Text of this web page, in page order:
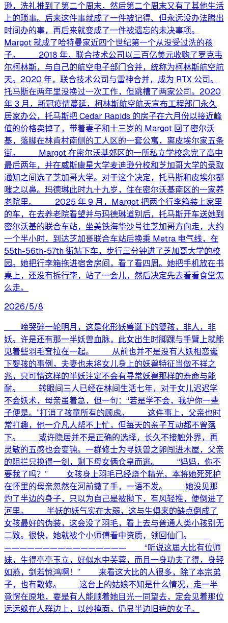
逊，洗礼推到了第二个周末，然后第二个周末又有了其他生活
上的琐事。后来这件事就成了一件被记得、但永远没办法腾出
时间办的事，再后来就变成了一件被遗忘的未决事项。
Margot 就成了哈特曼家近四个世纪第一个从没受过洗的孩
子。 2018 年，联合技术公司以三百亿美元收购了罗克韦
尔柯林斯，与自己的航空电子部门合并，统称为柯林斯航空航
天。2020 年，联合技术公司与雷神合并，成为 RTX 公司。
托马斯在两年里没换过一次工作，但跳槽了两家公司。2020
年 3 月，新冠疫情蔓延，柯林斯航空航天宣布工程部门永久
居家办公，托马斯把 Cedar Rapids 的房子在六月份以接近峰
值的价格卖掉了，带着妻子和十三岁的 Margot 回了密尔沃
基，落脚在林肯村南侧的工人区的一套公寓，离皮埃尔家五条
街。 Margot 在密尔沃基郊区的一所私立学校念完了高中
最后两年，并在威斯康星大学麦迪逊分校和芝加哥大学的录取
通知之间选了芝加哥大学。对于这个决定，托马斯和皮埃尔都
嗤之以鼻。玛德琳此时九十九岁，住在密尔沃基南区的一家养
老院里。 2025 年 9 月，Margot 把两个行李箱装上家里
的车，在去养老院看望并与玛德琳道别后，托马斯开车送她到
密尔沃基的联合车站，坐美铁海华沙号往芝加哥方向走，大约
一个半小时，到达芝加哥联合车站后换乘 Metra 电气线，在
55th-56th-57th 街站下车，步行三分钟进了芝加哥大学的校
园。她把行李箱拖进宿舍房间，看了看四周。她把手机放在书
桌上，还没有拆行李，站了一会儿，然后决定先去看看食堂怎
么走。
2026/5/8
啼哭碎一轮明月，这是化形妖兽诞下的婴孩，非人，非
妖。许是还有那一半妖兽血脉，此女出生时脚踝与手臂上就能
见着些羽毛耷拉在一起。 从前也并不是没有人妖相恋诞
下婴孩的事例，夫妻也未将女儿身上的妖兽特征当做不祥之
兆，只可惜这样的半妖注定不会有寻常妖兽那样的寿命与能
耐。 转眼间三人已经在林间生活七年，对于女儿迟迟学
不会妖术，母亲虽着急，但一句：“若是学不会，我护你一辈
子便是。”打消了孩童所有的顾虑。 这件事上，父亲也时
常打趣，他一介凡人帮不上忙，但每天的亲子互动都不曾落
下。 或许隐居并不是正确的选择，长久不接触外界，再
灵敏的五感也会变钝。一群修士为寻妖兽之卵闯进木屋，父亲
的阻拦只换得一剑，剩下母女俩仓皇而逃。 “妈妈，你不
要我了吗？” 女孩身上羽毛已经烧个精光，本将她死死护
在怀里的母亲忽然在河前撒了手，一语不发。 她没见那
灼了半边的身子，只以为自己是被抛下，有风轻推，便倒进了
河里。 半妖的妖气实在太弱，这与生俱来的缺点倒成了
女孩最好的伪装，这会没了羽毛，看上去与普通人类小孩别无
二致。很快，她就被个小师傅看中资质，领回仙门。
———————————————— “听说这届大比有位师
妹，生得亭亭玉立，好似水中芙蓉，而且一身功夫了得，身轻
如燕，剑若惊鸿啊！” 来看这大比的人很多，除了本宗弟
子，也有散修。 这台上的姑娘不知是什么情况，走一半
竟愣在原地，要是有人能顺着她目光一同望去，定会见着那位
远远躲在人群边上，以纱掩面，仍显半边旧疤的女子。